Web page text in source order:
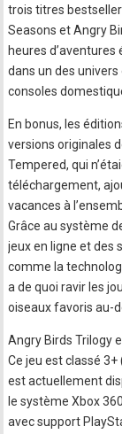
trois titres
Seasons et Angry
heures
dans un des
consoles
En bonus, les
versions originales
Tempered, qui
téléchargement,
vacances à
Grâce au système
jeux en ligne et des
comme la
a de quoi ravir les
oiseaux favoris au-
Angry Birds Trilogy
Ce jeu est classé 3+
est actuellement
le système Xbox
avec support